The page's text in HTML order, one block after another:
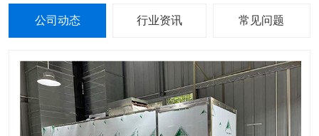
公司动态 行业资讯 常见问题